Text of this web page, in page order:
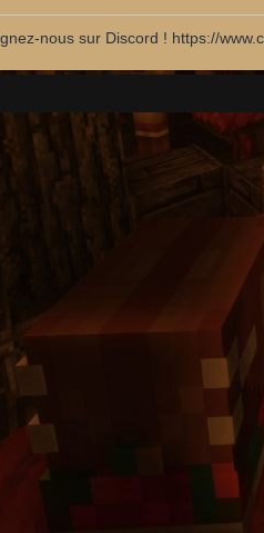
nous sur Discord ! https://